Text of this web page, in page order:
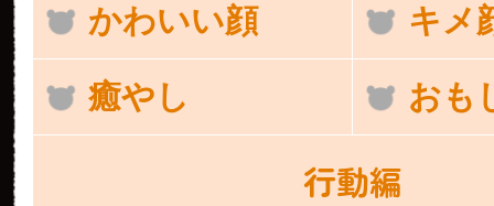
かわいい顔 キメ
癒やし おも
行動編